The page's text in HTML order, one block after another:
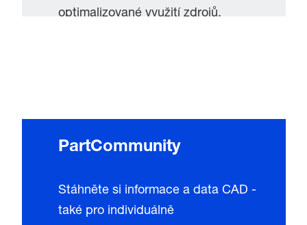
optimalizované využití zdrojů.
PartCommunity
Stáhněte si informace a data CAD -
také pro individuálně